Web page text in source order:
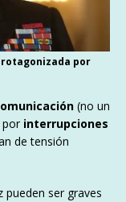
por
(no un
por interrupciones
de tensión
ser graves